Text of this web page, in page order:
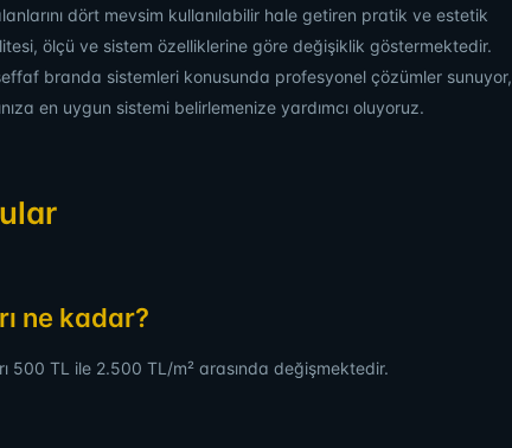
dört mevsim kullanılabilir hale getiren pratik ve estetik
ölçü ve sistem özelliklerine göre değişiklik göstermektedir.
branda sistemleri konusunda profesyonel çözümler sunuyor,
en uygun sistemi belirlemenize yardımcı oluyoruz.
ne kadar?
500 TL ile 2.500 TL/m² arasında değişmektedir.